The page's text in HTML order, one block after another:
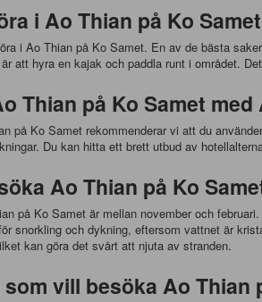
i Ao Thian på Ko Samet
i Ao Thian på Ko Samet. En av de bästa
att hyra en kajak och paddla runt i området.
Thian på Ko Samet med
på Ko Samet rekommenderar vi att du
Du kan hitta ett brett utbud av
Ao Thian på Ko
på Ko Samet är mellan november och
snorkling och dykning, eftersom vattnet är
kan göra det svårt att njuta av stranden.
vill besöka Ao Thian